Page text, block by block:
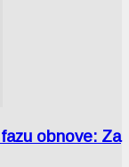
obnove: Za